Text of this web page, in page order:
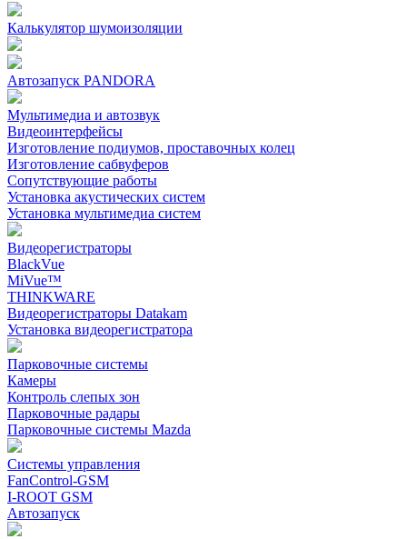
Калькулятор шумоизоляции
Автозапуск PANDORA
Мультимедиа и автозвук
Видеоинтерфейсы
Изготовление подиумов, проставочных колец
Изготовление сабвуферов
Сопутствующие работы
Установка акустических систем
Установка мультимедиа систем
Видеорегистраторы
BlackVue
MiVue™
THINKWARE
Видеорегистраторы Datakam
Установка видеорегистратора
Парковочные системы
Камеры
Контроль слепых зон
Парковочные радары
Парковочные системы Mazda
Системы управления
FanControl-GSM
I-ROOT GSM
Автозапуск